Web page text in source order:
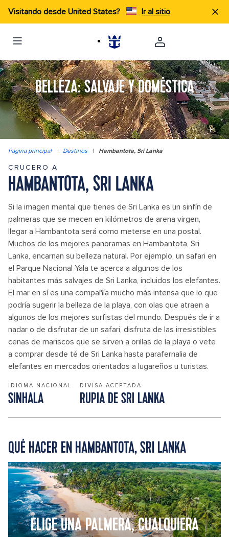
Visitando desde United States? Ir al sitio
BELLEZA: SALVAJE Y DOMÉSTICA
Página principal | Destinos | Hambantota, Sri Lanka
CRUCERO A
HAMBANTOTA, SRI LANKA
Si la imagen mental que tienes de Sri Lanka es un sinfín de
palmeras que se mecen en kilómetros de arena virgen,
llegar a Hambantota será como meterse en una postal.
Muchos de los mejores panoramas en Hambantota, Sri
Lanka, encarnan su belleza natural. Por ejemplo, un safari en
el Parque Nacional Yala te acerca a algunos de los
habitantes más salvajes de Sri Lanka, incluidos los elefantes.
El mar en sí es una compañía mucho más intensa que lo que
podría sugerir la belleza de la playa, con olas que atraen a
algunos de los mejores surfistas del mundo. Después de ir a
nadar o de disfrutar de un safari, disfruta de las irresistibles
cenas de mariscos que se sirven a orillas de la playa o vete
a comprar desde té de Sri Lanka hasta parafernalia de
elefantes en mercados orientados a lugareños u turistas.
IDIOMA NACIONAL
SINHALA
DIVISA ACEPTADA
RUPIA DE SRI LANKA
QUÉ HACER EN HAMBANTOTA, SRI LANKA
ELIGE UNA PALMERA, CUALQUIERA